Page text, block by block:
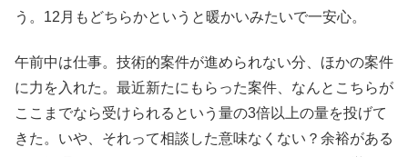
う。12月もどちらかというと暖かいみたいで一安心。
午前中は仕事。技術的案件が進められない分、ほかの案件
に力を入れた。最近新たにもらった案件、なんとこちらが
ここまでなら受けられるという量の3倍以上の量を投げて
きた。いや、それって相談した意味なくない？余裕がある